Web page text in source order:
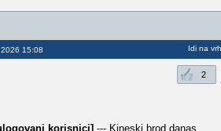
15:08 Idi na vrh
2
korisnici] --- Kineski brod danas